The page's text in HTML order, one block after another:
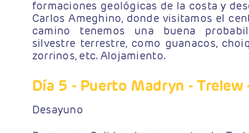
formaciones geológicas de la costa y
Carlos Ameghino, donde visitamos el
camino tenemos una buena
silvestre terrestre, como guanacos,
zorrinos, etc. Alojamiento.
Día 5 - Puerto Madryn - Trelew
Desayuno